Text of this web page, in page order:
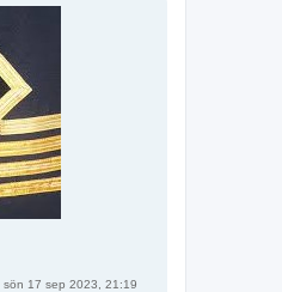
sön 17 sep 2023, 21:19